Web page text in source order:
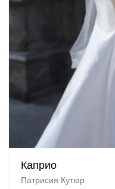
Каприо
Патрисия Кутюр